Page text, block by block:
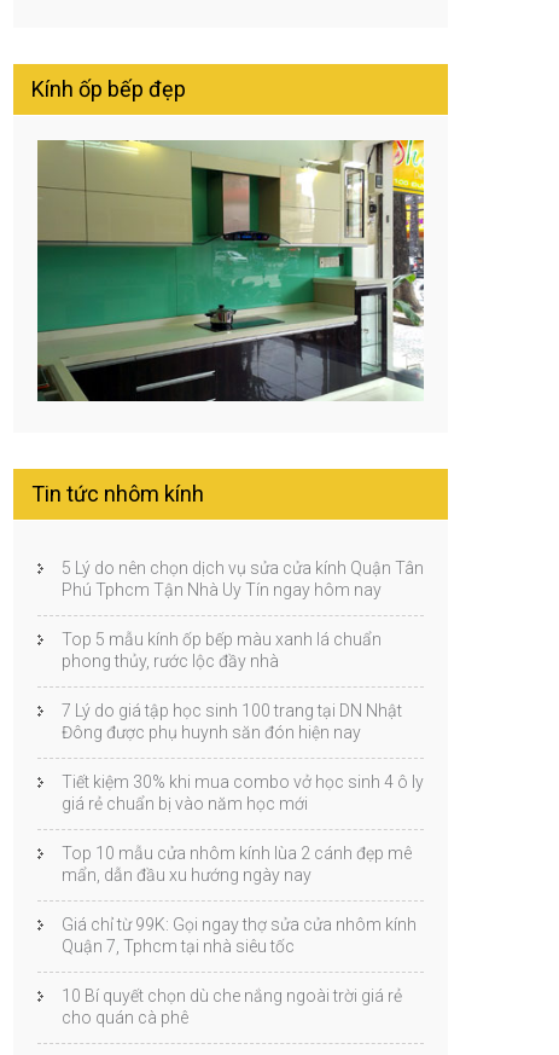
Kính ốp bếp đẹp
Tin tức nhôm kính
5 Lý do nên chọn dịch vụ sửa cửa kính Quận Tân
Phú Tphcm Tận Nhà Uy Tín ngay hôm nay
Top 5 mẫu kính ốp bếp màu xanh lá chuẩn
phong thủy, rước lộc đầy nhà
7 Lý do giá tập học sinh 100 trang tại DN Nhật
Đông được phụ huynh săn đón hiện nay
Tiết kiệm 30% khi mua combo vở học sinh 4 ô ly
giá rẻ chuẩn bị vào năm học mới
Top 10 mẫu cửa nhôm kính lùa 2 cánh đẹp mê
mẩn, dẫn đầu xu hướng ngày nay
Giá chỉ từ 99K: Gọi ngay thợ sửa cửa nhôm kính
Quận 7, Tphcm tại nhà siêu tốc
10 Bí quyết chọn dù che nắng ngoài trời giá rẻ
cho quán cà phê